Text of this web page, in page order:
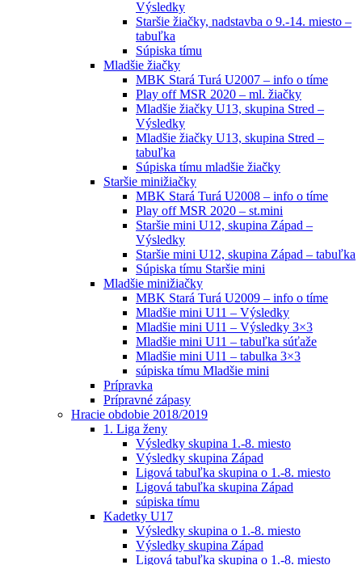
Výsledky
Staršie žiačky, nadstavba o 9.-14. miesto –
tabuľka
Súpiska tímu
Mladšie žiačky
MBK Stará Turá U2007 – info o tíme
Play off MSR 2020 – ml. žiačky
Mladšie žiačky U13, skupina Stred –
Výsledky
Mladšie žiačky U13, skupina Stred –
tabuľka
Súpiska tímu mladšie žiačky
Staršie minižiačky
MBK Stará Turá U2008 – info o tíme
Play off MSR 2020 – st.mini
Staršie mini U12, skupina Západ –
Výsledky
Staršie mini U12, skupina Západ – tabuľka
Súpiska tímu Staršie mini
Mladšie minižiačky
MBK Stará Turá U2009 – info o tíme
Mladšie mini U11 – Výsledky
Mladšie mini U11 – Výsledky 3×3
Mladšie mini U11 – tabuľka súťaže
Mladšie mini U11 – tabulka 3×3
súpiska tímu Mladšie mini
Prípravka
Prípravné zápasy
Hracie obdobie 2018/2019
1. Liga ženy
Výsledky skupina 1.-8. miesto
Výsledky skupina Západ
Ligová tabuľka skupina o 1.-8. miesto
Ligová tabuľka skupina Západ
súpiska tímu
Kadetky U17
Výsledky skupina o 1.-8. miesto
Výsledky skupina Západ
Ligová tabuľka skupina o 1.-8. miesto